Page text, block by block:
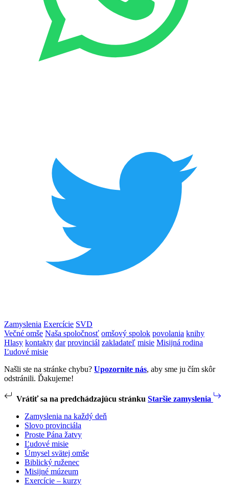
Zamyslenia Exercície SVD
Večné omše Naša spoločnosť omšový spolok povolania knihy
Hlasy kontakty dar provinciál zakladateľ misie Misijná rodina
Ľudové misie
Našli ste na stránke chybu? Upozornite nás, aby sme ju čím skôr
odstránili. Ďakujeme!
Vrátiť sa na predchádzajúcu stránku Staršie zamyslenia
Zamyslenia na každý deň
Slovo provinciála
Proste Pána žatvy
Ľudové misie
Úmysel svätej omše
Biblický ruženec
Misijné múzeum
Exercície – kurzy